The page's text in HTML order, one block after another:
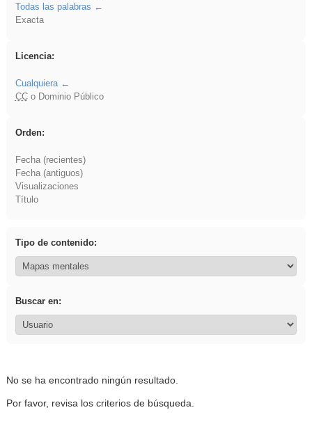
Todas las palabras
Exacta
Licencia:
Cualquiera
CCo Dominio Público
Orden:
Fecha (recientes)
Fecha (antiguos)
Visualizaciones
Título
Tipo de contenido:
Buscar en:
No se ha encontrado ningún resultado.
Por favor, revisa los criterios de búsqueda.